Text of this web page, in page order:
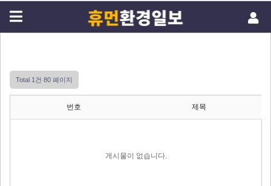
Total 1건 80 페이지
번호 제목
게시물이 없습니다.